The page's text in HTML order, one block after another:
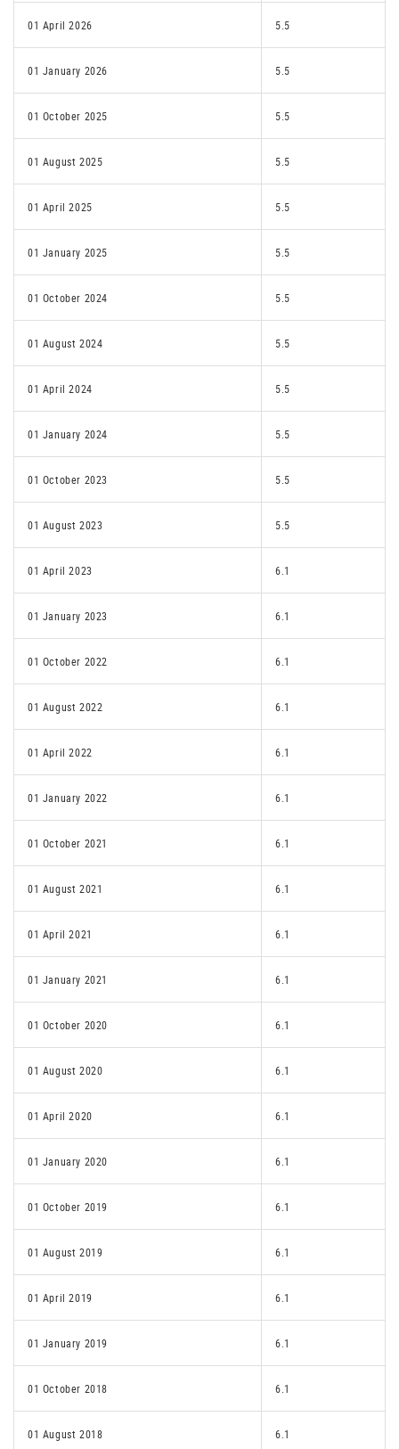
01 April 2026 5.5
01 January 2026 5.5
01 October 2025 5.5
01 August 2025 5.5
01 April 2025 5.5
01 January 2025 5.5
01 October 2024 5.5
01 August 2024 5.5
01 April 2024 5.5
01 January 2024 5.5
01 October 2023 5.5
01 August 2023 5.5
01 April 2023 6.1
01 January 2023 6.1
01 October 2022 6.1
01 August 2022 6.1
01 April 2022 6.1
01 January 2022 6.1
01 October 2021 6.1
01 August 2021 6.1
01 April 2021 6.1
01 January 2021 6.1
01 October 2020 6.1
01 August 2020 6.1
01 April 2020 6.1
01 January 2020 6.1
01 October 2019 6.1
01 August 2019 6.1
01 April 2019 6.1
01 January 2019 6.1
01 October 2018 6.1
01 August 2018 6.1